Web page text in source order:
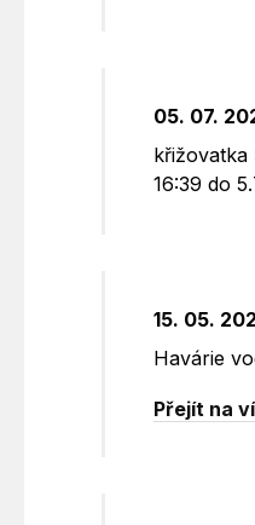
05. 07.
křižovatka
16:39 do
15. 05.
Havárie
Přejít na